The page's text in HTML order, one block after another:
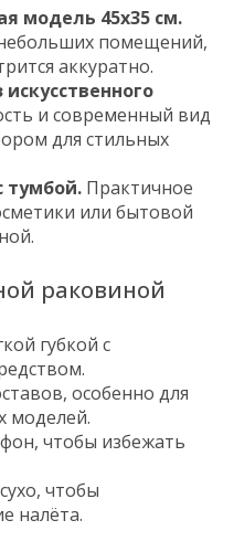
модель 45x35 см.
помещений,
аккуратно.
и современный вид
для стильных
тумбой. Практичное
или бытовой
раковиной
губкой с
особенно для
моделей.
чтобы избежать
чтобы
налёта.